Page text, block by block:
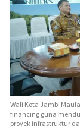
Wali Kota Jambi
financing guna
proyek infrastruktur